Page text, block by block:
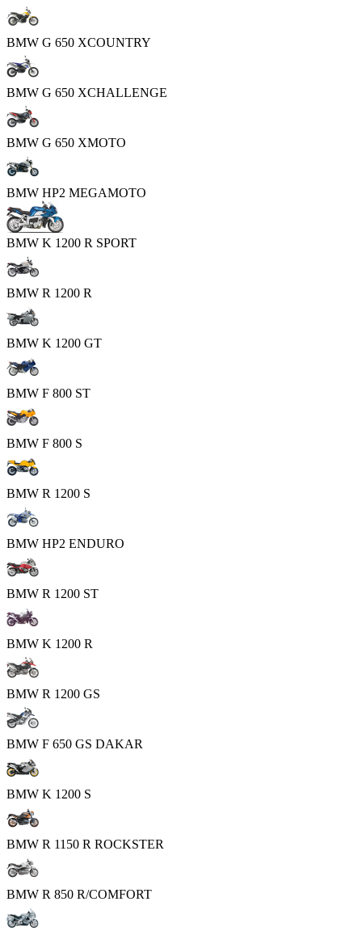
BMW G 650 XCOUNTRY
BMW G 650 XCHALLENGE
BMW G 650 XMOTO
BMW HP2 MEGAMOTO
BMW K 1200 R SPORT
BMW R 1200 R
BMW K 1200 GT
BMW F 800 ST
BMW F 800 S
BMW R 1200 S
BMW HP2 ENDURO
BMW R 1200 ST
BMW K 1200 R
BMW R 1200 GS
BMW F 650 GS DAKAR
BMW K 1200 S
BMW R 1150 R ROCKSTER
BMW R 850 R/COMFORT